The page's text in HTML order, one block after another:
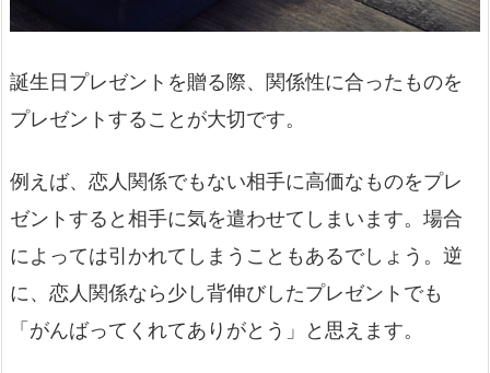
誕生日プレゼントを贈る際、関係性に合ったものを
プレゼントすることが大切です。
例えば、恋人関係でもない相手に高価なものをプレ
ゼントすると相手に気を遣わせてしまいます。場合
によっては引かれてしまうこともあるでしょう。逆
に、恋人関係なら少し背伸びしたプレゼントでも
「がんばってくれてありがとう」と思えます。